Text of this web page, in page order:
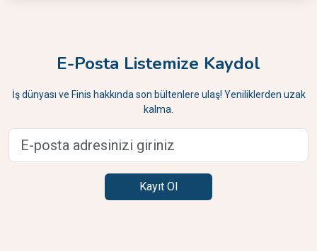
E-Posta Listemize Kaydol
İş dünyası ve Finis hakkında son bültenlere ulaş! Yeniliklerden uzak
kalma.
Kayıt Ol